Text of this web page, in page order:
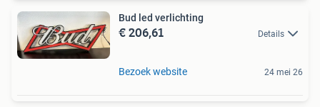
Bud led verlichting
€ 206,61 Details
Bezoek website 24 mei 26